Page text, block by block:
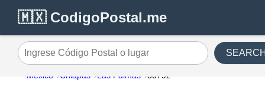
🇲🇽 CodigoPostal.me
Ingrese Código Postal o lugar
México Chiapas Las Palmas 30792